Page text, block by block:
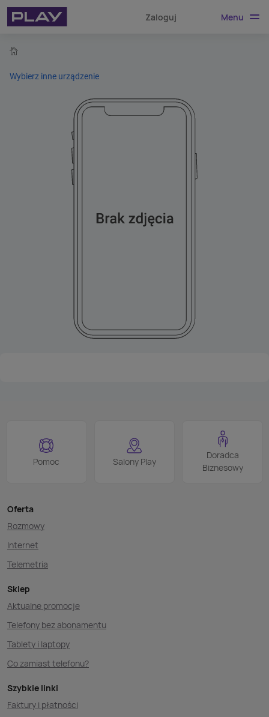
Zaloguj Menu
Wybierz inne urządzenie
Pomoc Salony Play
Doradca
Biznesowy
Oferta
Rozmowy
Internet
Telemetria
Sklep
Aktualne promocje
Telefony bez abonamentu
Tablety i laptopy
Co zamiast telefonu?
Szybkie linki
Faktury i płatności